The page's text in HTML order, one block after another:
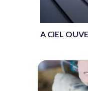
A CIEL